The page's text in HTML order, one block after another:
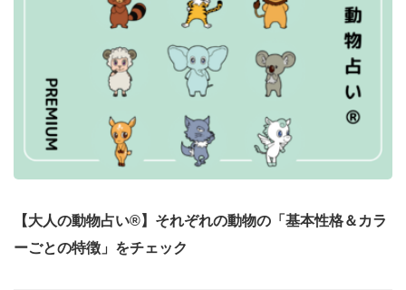
【大人の動物占い®】それぞれの動物の「基本性格＆カラ
ーごとの特徴」をチェック